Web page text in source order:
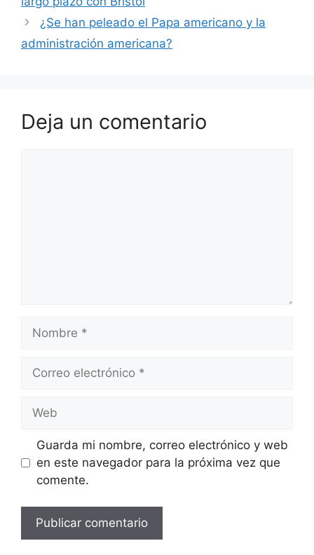
¿Se han peleado el Papa americano y la
administración americana?
Deja un comentario
electrónico
Guarda mi nombre, correo electrónico y web
en este navegador para la próxima vez que
comente.